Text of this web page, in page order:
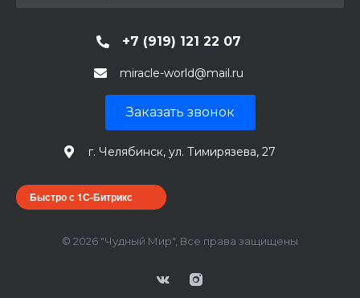
+7 (919) 121 22 07
miracle-world@mail.ru
Заказать звонок
г. Челябинск, ул. Тимирязева, 27
Быстро с 1С-Битрикс
© 2026 "Чудный Мир", Все права защищены